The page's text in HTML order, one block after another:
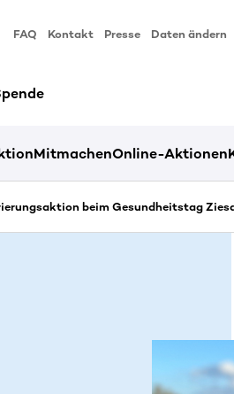
FAQ Kontakt Presse Daten ändern
MitmachenOnline-Aktionen
beim Gesundheitstag